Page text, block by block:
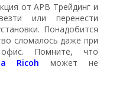
от АРВ Трейдинг и
или перенести
Понадобится
сломалось даже при
Помните, что
Ricoh может не